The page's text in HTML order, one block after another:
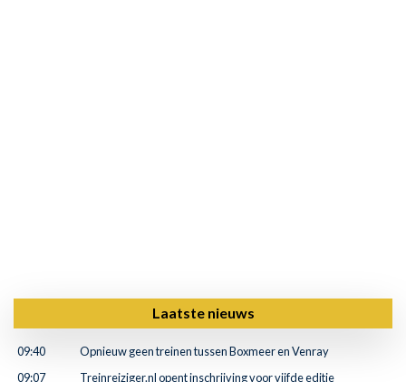
Laatste nieuws
09:40
Opnieuw geen treinen tussen Boxmeer en Venray
09:07
Treinreiziger.nl opent inschrijving voor vijfde editie